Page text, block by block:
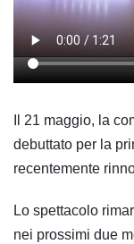
Il 21 maggio, la
debuttato per la
recentemente
Lo spettacolo
nei prossimi due